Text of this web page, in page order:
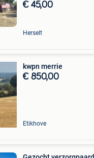
€ 45,00
Herselt
kwpn merrie
€ 850,00
Etikhove